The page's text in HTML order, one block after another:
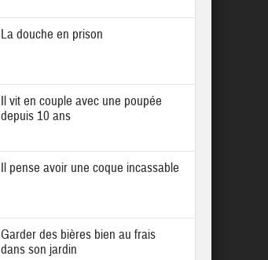
La douche en prison
Il vit en couple avec une poupée
depuis 10 ans
Il pense avoir une coque incassable
Garder des bières bien au frais
dans son jardin